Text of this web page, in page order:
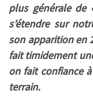
plus générale de
s’étendre sur
son apparition en
fait timidement
on fait confiance
terrain.